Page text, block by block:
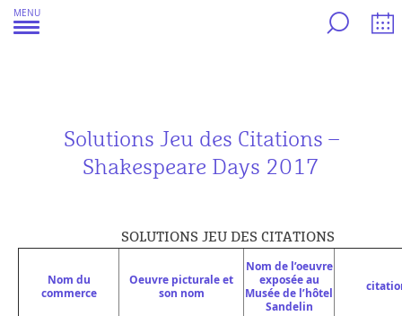
MENU
Aller
au
Solutions Jeu des Citations –
Shakespeare Days 2017
SOLUTIONS JEU DES CITATIONS
Nom du
commerce
Oeuvre picturale et
son nom
Nom de l’oeuvre
exposée au
Musée de l’hôtel
Sandelin